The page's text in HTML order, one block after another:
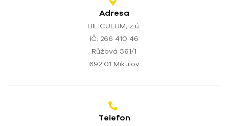
Adresa
BILICULUM, z.ú.
IČ: 266 410 46
Růžová 561/1
692 01 Mikulov
Telefon